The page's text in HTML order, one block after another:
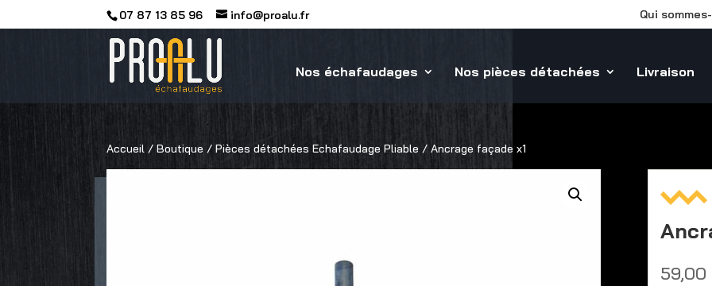
07 87 13 85 96 info@proalu.fr Qui
Nos échafaudages Nos pièces détachées Livraison
Accueil /Boutique /Pièces détachées Echafaudage Pliable / Ancrage façade x1
59,00